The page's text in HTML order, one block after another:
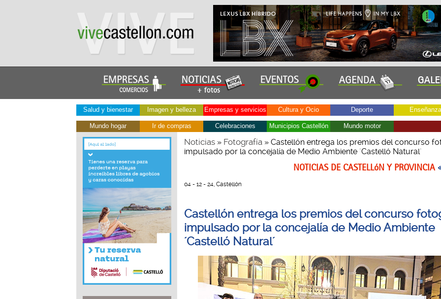
Salud y bienestar Imagen y belleza Empresas y servicios Cultura y Ocio Deporte Enseñanza
Mundo hogar Ir de compras Celebraciones Municipios Castellón Mundo motor
Noticias» Fotografía» Castellón entrega los premios del concurso
impulsado por la concejalía de Medio Ambiente ´Castelló Natural´
NOTICIAS DE CASTELLóN Y PROVINCIA
04 - 12 - 24, Castellón
Castellón entrega los premios del concurso
impulsado por la concejalía de Medio Ambiente
´Castelló Natural´